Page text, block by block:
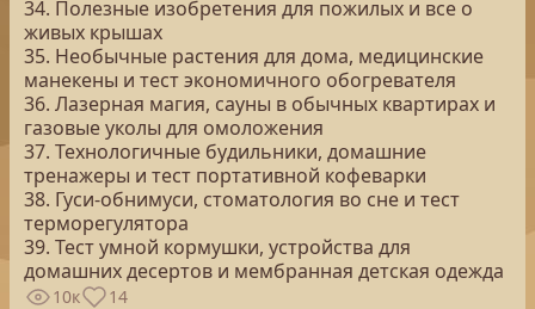
34. Полезные изобретения для пожилых и все о
живых крышах
35. Необычные растения для дома, медицинские
манекены и тест экономичного обогревателя
36. Лазерная магия, сауны в обычных квартирах и
газовые уколы для омоложения
37. Технологичные будильники, домашние
тренажеры и тест портативной кофеварки
38. Гуси-обнимуси, стоматология во сне и тест
терморегулятора
39. Тест умной кормушки, устройства для
домашних десертов и мембранная детская одежда
10к 14